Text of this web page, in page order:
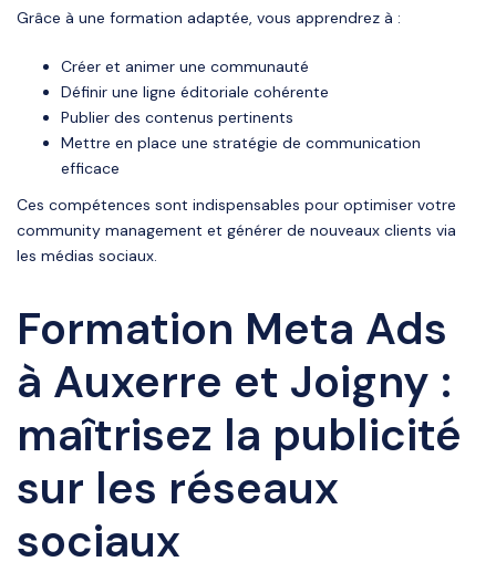
Grâce à une formation adaptée, vous apprendrez à :
Créer et animer une communauté
Définir une ligne éditoriale cohérente
Publier des contenus pertinents
Mettre en place une stratégie de communication
efficace
Ces compétences sont indispensables pour optimiser votre
community management et générer de nouveaux clients via
les médias sociaux.
Formation Meta Ads
à Auxerre et Joigny :
maîtrisez la publicité
sur les réseaux
sociaux